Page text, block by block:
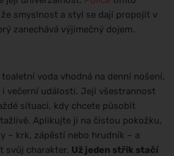
smyslnost a styl se dají propojit v
zanechává výjimečný dojem.
voda vhodná na denní nošení,
i večerní události. Její všestrannost
situaci, kdy chcete působit
Aplikujte ji na čistou pokožku,
– krk, zápěstí nebo hrudník – a
svůj charakter. Už jeden střik stačí